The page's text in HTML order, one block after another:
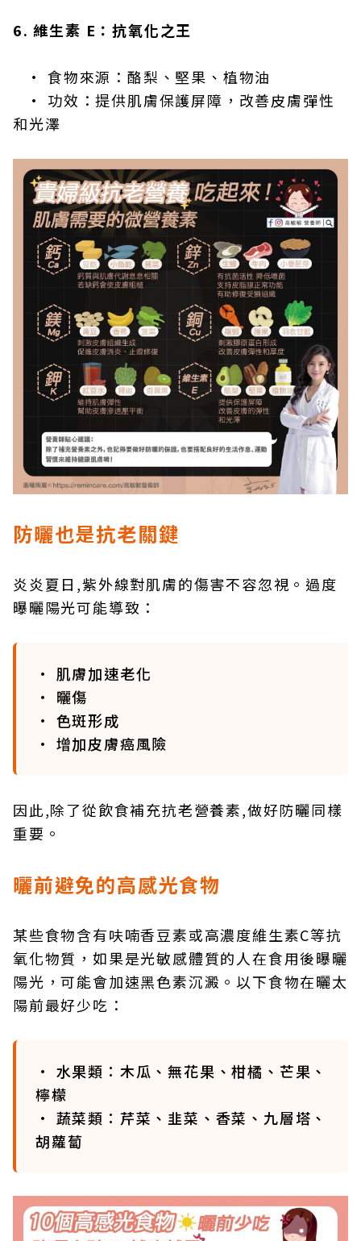
6. 維生素 E：抗氧化之王
• 食物來源：酪梨、堅果、植物油
• 功效：提供肌膚保護屏障，改善皮膚彈性
和光澤
防曬也是抗老關鍵
炎炎夏日,紫外線對肌膚的傷害不容忽視。過度
曝曬陽光可能導致：
• 肌膚加速老化
• 曬傷
• 色斑形成
• 增加皮膚癌風險
因此,除了從飲食補充抗老營養素,做好防曬同樣
重要。
曬前避免的高感光食物
某些食物含有呋喃香豆素或高濃度維生素C等抗
氧化物質，如果是光敏感體質的人在食用後曝曬
陽光，可能會加速黑色素沉澱。以下食物在曬太
陽前最好少吃：
• 水果類：木瓜、無花果、柑橘、芒果、
檸檬
• 蔬菜類：芹菜、韭菜、香菜、九層塔、
胡蘿蔔